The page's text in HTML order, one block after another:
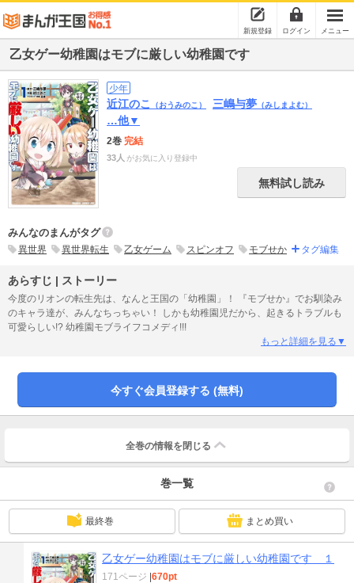
新規登録 ログイン メニュー
乙女ゲー幼稚園はモブに厳しい幼稚園です
少年
近江のこ （おうみのこ） 三嶋与夢 （みしまよむ）
…他▼
2巻 完結
33人 がお気に入り登録中
無料試し読み
みんなのまんがタグ
異世界 異世界転生 乙女ゲーム スピンオフ モブせか タグ編集
あらすじ | ストーリー
今度のリオンの転生先は、なんと王国の「幼稚園」！ 『モブせか』でお馴染み
のキャラ達が、みんなちっちゃい！ しかも幼稚園児だから、起きるトラブルも
可愛らしい!? 幼稚園モブライフコメディ!!!
もっと詳細を見る▼
今すぐ会員登録する (無料)
全巻の情報を 閉じる
巻一覧
最終巻 まとめ買い
乙女ゲー幼稚園はモブに厳しい幼稚園です １
171ページ |670pt